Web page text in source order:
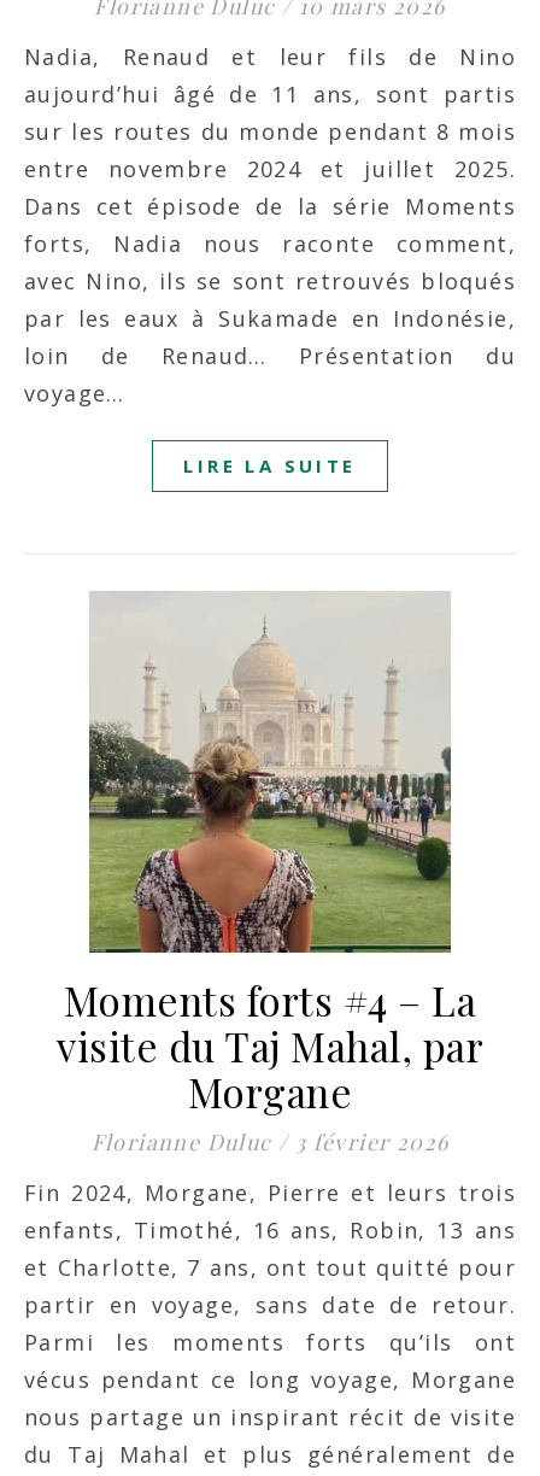
Florianne Duluc / 10 mars 2026
Nadia, Renaud et leur fils de Nino
aujourd’hui âgé de 11 ans, sont partis
sur les routes du monde pendant 8 mois
entre novembre 2024 et juillet 2025.
Dans cet épisode de la série Moments
forts, Nadia nous raconte comment,
avec Nino, ils se sont retrouvés bloqués
par les eaux à Sukamade en Indonésie,
loin de Renaud… Présentation du
voyage…
LIRE LA SUITE
Moments forts #4 – La
visite du Taj Mahal, par
Morgane
Florianne Duluc / 3 février 2026
Fin 2024, Morgane, Pierre et leurs trois
enfants, Timothé, 16 ans, Robin, 13 ans
et Charlotte, 7 ans, ont tout quitté pour
partir en voyage, sans date de retour.
Parmi les moments forts qu’ils ont
vécus pendant ce long voyage, Morgane
nous partage un inspirant récit de visite
du Taj Mahal et plus généralement de